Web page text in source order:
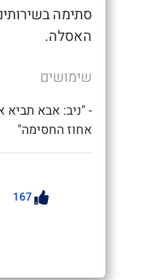
סתימה
האסלה.
שימושים
- "ניב: אבא
אחוז החסימה"
167